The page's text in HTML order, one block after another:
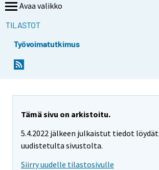
Avaa valikko
TILASTOT
Työvoimatutkimus
Tämä sivu on arkistoitu.
5.4.2022 jälkeen julkaistut tiedot löydät
uudistetulta sivustolta.
Siirry uudelle tilastosivulle